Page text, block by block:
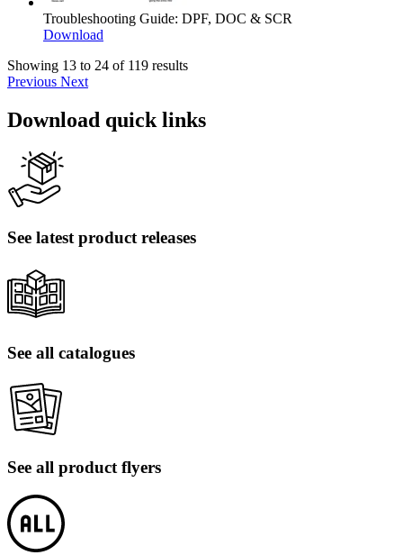
Troubleshooting Guide: DPF, DOC & SCR
Download
Showing 13 to 24 of 119 results
Previous Next
Download quick links
See latest product releases
See all catalogues
See all product flyers